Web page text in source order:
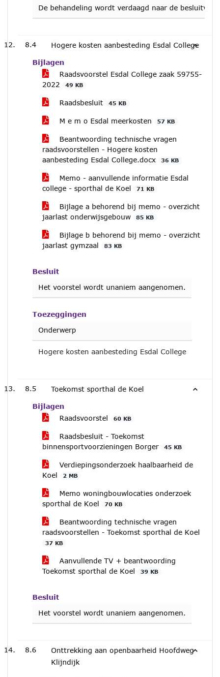
De behandeling wordt verdaagd naar de
8.4 Hogere kosten aanbesteding Esdal College
Bijlagen
Raadsvoorstel Esdal College zaak 59755-
2022
49 KB
Raadsbesluit 45 KB
M e m o Esdal meerkosten 57 KB
Beantwoording technische vragen
raadsvoorstellen - Hogere kosten
aanbesteding Esdal College.docx
36 KB
Memo - aanvullende informatie Esdal
college - sporthal de Koel
71 KB
Bijlage a behorend bij memo - overzicht
jaarlast onderwijsgebouw
85 KB
Bijlage b behorend bij memo - overzicht
jaarlast gymzaal
83 KB
Besluit
Het voorstel wordt unaniem aangenomen.
Toezeggingen
Onderwerp
Hogere kosten aanbesteding Esdal College
8.5 Toekomst sporthal de Koel
Bijlagen
Raadsvoorstel
60 KB
Raadsbesluit - Toekomst
binnensportvoorzieningen Borger
45 KB
Verdiepingsonderzoek haalbaarheid de
Koel
2 MB
Memo woningbouwlocaties onderzoek
sporthal de Koel
70 KB
Beantwoording technische vragen
raadsvoorstellen - Toekomst sporthal de Koel
37 KB
Aanvullende TV + beantwoording
Toekomst sporthal de Koel
39 KB
Besluit
Het voorstel wordt unaniem aangenomen.
8.6
Onttrekking aan openbaarheid Hoofdweg
Klijndijk